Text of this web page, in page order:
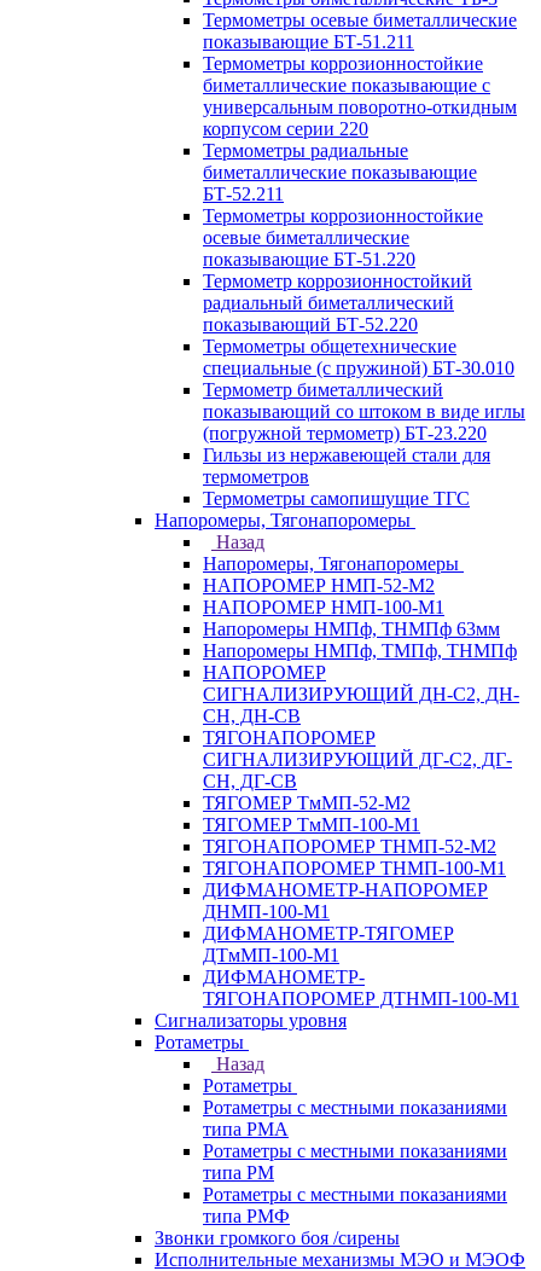
Термометры осевые биметаллические
показывающие БТ-51.211
Термометры коррозионностойкие
биметаллические показывающие с
универсальным поворотно-откидным
корпусом серии 220
Термометры радиальные
биметаллические показывающие
БТ-52.211
Термометры коррозионностойкие
осевые биметаллические
показывающие БТ-51.220
Термометр коррозионностойкий
радиальный биметаллический
показывающий БТ-52.220
Термометры общетехнические
специальные (с пружиной) БТ-30.010
Термометр биметаллический
показывающий со штоком в виде иглы
(погружной термометр) БТ-23.220
Гильзы из нержавеющей стали для
термометров
Термометры самопишущие ТГС
Напоромеры, Тягонапоромеры
Назад
Напоромеры, Тягонапоромеры
НАПОРОМЕР НМП-52-М2
НАПОРОМЕР НМП-100-М1
Напоромеры НМПф, ТНМПф 63мм
Напоромеры НМПф, ТМПф, ТНМПф
НАПОРОМЕР
СИГНАЛИЗИРУЮЩИЙ ДН-С2, ДН-
СН, ДН-СВ
ТЯГОНАПОРОМЕР
СИГНАЛИЗИРУЮЩИЙ ДГ-С2, ДГ-
СН, ДГ-СВ
ТЯГОМЕР ТмМП-52-М2
ТЯГОМЕР ТмМП-100-М1
ТЯГОНАПОРОМЕР ТНМП-52-М2
ТЯГОНАПОРОМЕР ТНМП-100-М1
ДИФМАНОМЕТР-НАПОРОМЕР
ДНМП-100-М1
ДИФМАНОМЕТР-ТЯГОМЕР
ДТмМП-100-М1
ДИФМАНОМЕТР-
ТЯГОНАПОРОМЕР ДТНМП-100-М1
Сигнализаторы уровня
Ротаметры
Назад
Ротаметры
Ротаметры с местными показаниями
типа РМА
Ротаметры с местными показаниями
типа РМ
Ротаметры с местными показаниями
типа РМФ
Звонки громкого боя /сирены
Исполнительные механизмы МЭО и МЭОФ